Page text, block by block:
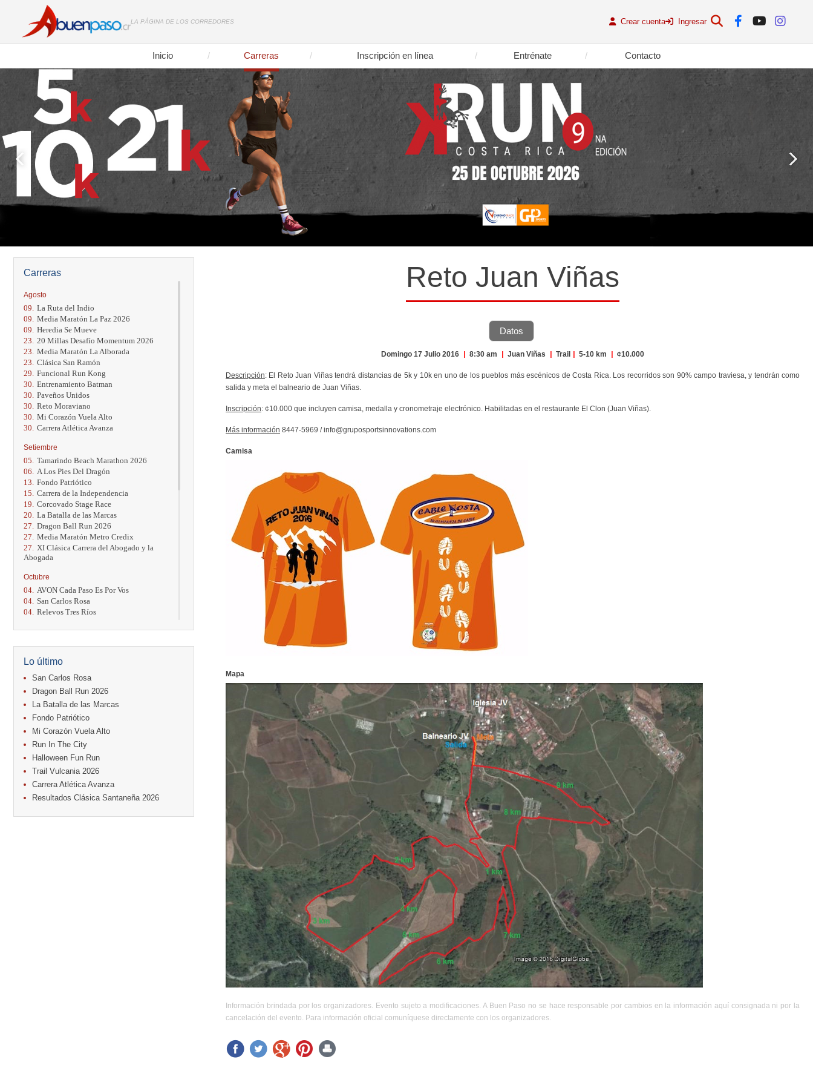
LA PÁGINA DE LOS CORREDORES Crear cuenta Ingresar
Inicio Carreras Inscripción en línea Entrénate Contacto
Carreras
Agosto
09. La Ruta del Indio
09. Media Maratón La Paz 2026
09. Heredia Se Mueve
23. 20 Millas Desafío Momentum 2026
23. Media Maratón La Alborada
23. Clásica San Ramón
29. Funcional Run Kong
30. Entrenamiento Batman
30. Paveños Unidos
30. Reto Moraviano
30. Mi Corazón Vuela Alto
30. Carrera Atlética Avanza
Setiembre
05. Tamarindo Beach Marathon 2026
06.
A Los Pies Del Dragón
13. Fondo Patriótico
15. Carrera de la Independencia
19. Corcovado Stage Race
20. La Batalla de las Marcas
27. Dragon Ball Run 2026
27. Media Maratón Metro Credix
27.
XI Clásica Carrera del Abogado y la
Abogada
Octubre
04. AVON Cada Paso Es Por Vos
04. San Carlos Rosa
04. Relevos Tres Ríos
17. Caribe Paradise Run
Casa Turire Trail Run
18. Warriors Run Circuit
18. Samsung Jacó Beach Half Marathon
2026
KRun by Under Armour
25. Run Alajuela
31. Halloween Fun Run
15. Entre Pan y Rosas
Diciembre
06. Trail Vulcania 2026
Lo último
San Carlos Rosa
Dragon Ball Run 2026
La Batalla de las Marcas
Fondo Patriótico
Mi Corazón Vuela Alto
Run In The City
Halloween Fun Run
Trail Vulcania 2026
Carrera Atlética Avanza
Resultados Clásica Santaneña 2026
Reto Juan Viñas
Datos
Domingo 17 Julio 2016 | 8:30 am | Juan Viñas | Trail | 5-10 km | ¢10.000
Descripción: El Reto Juan Viñas tendrá distancias de 5k y 10k en uno de los pueblos más escénicos de Costa Rica. Los recorridos son 90% campo traviesa, y tendrán como
salida y meta el balneario de Juan Viñas.
Inscripción: ¢10.000 que incluyen camisa, medalla y cronometraje electrónico. Habilitadas en el restaurante El Clon (Juan Viñas).
Más información 8447-5969 / info@gruposportsinnovations.com
Camisa
Mapa
Información brindada por los organizadores. Evento sujeto a modificaciones. A Buen Paso no se hace responsable por cambios en la información aquí consignada ni por la
cancelación del evento. Para información oficial comuníquese directamente con los organizadores.